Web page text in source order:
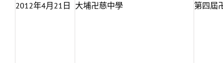
2012年4月21日 大埔卍慈中學 第四屆